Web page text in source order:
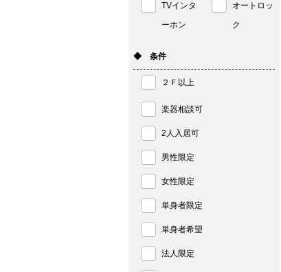
TVインタ
ーホン
オートロッ
ク
◆ 条件
２Ｆ以上
楽器相談可
2人入居可
男性限定
女性限定
単身者限定
単身者希望
法人限定